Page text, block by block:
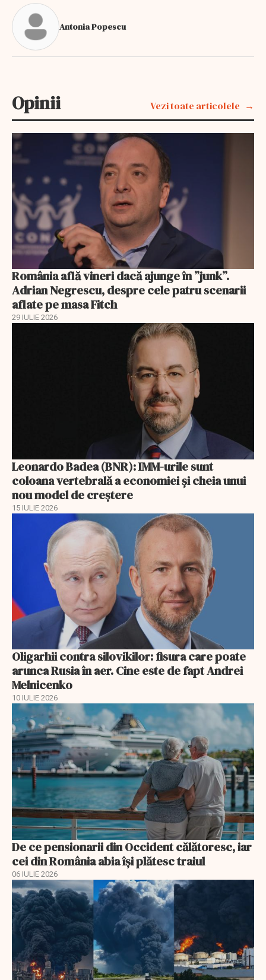
Antonia Popescu
Opinii Vezi toate articolele
România află vineri dacă ajunge în ”junk”.
Adrian Negrescu, despre cele patru scenarii
aflate pe masa Fitch
29 IULIE 2026
Leonardo Badea (BNR): IMM-urile sunt
coloana vertebrală a economiei și cheia unui
nou model de creștere
15 IULIE 2026
Oligarhii contra silovikilor: fisura care poate
arunca Rusia în aer. Cine este de fapt Andrei
Melnicenko
10 IULIE 2026
De ce pensionarii din Occident călătoresc, iar
cei din România abia își plătesc traiul
06 IULIE 2026